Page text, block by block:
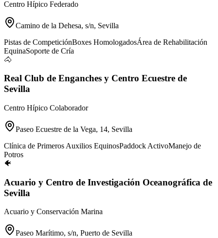
Centro Hípico Federado
Camino de la Dehesa, s/n, Sevilla
Pistas de CompeticiónBoxes HomologadosÁrea de Rehabilitación
EquinaSoporte de Cría
🐴
Real Club de Enganches y Centro Ecuestre de
Sevilla
Centro Hípico Colaborador
Paseo Ecuestre de la Vega, 14, Sevilla
Clínica de Primeros Auxilios EquinosPaddock ActivoManejo de
Potros
🐠
Acuario y Centro de Investigación Oceanográfica de
Sevilla
Acuario y Conservación Marina
Paseo Marítimo, s/n, Puerto de Sevilla